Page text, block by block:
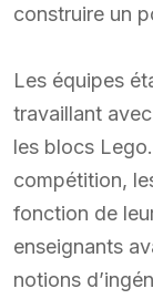
construire un
Les équipes
travaillant
les blocs
compétition,
fonction de
enseignants
notions